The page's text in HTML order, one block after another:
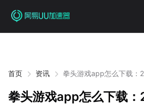
首页 资讯
拳头游戏app怎么下载：
拳头游戏app怎么下载